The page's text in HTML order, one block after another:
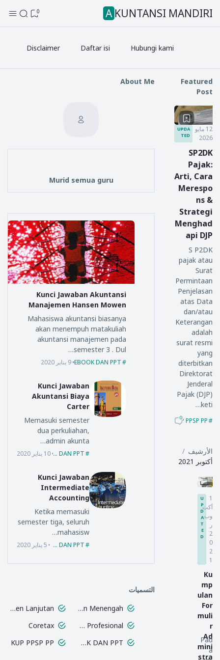
AKUNTANSI MANDIRI
0
Hubungi kami
Daftar isi
Disclaimer
Featured
Post
UPDA
TED
12 مايو
2026
SP2DK
Pajak:
Arti, Cara
Merespo
ns &
Strategi
Menghad
api DJP
S P2DK
pajak atau
Surat
Permintaan
Penjelasan
atas Data
dan/atau
Keterangan
adalah
surat resmi
yang
diterbitkan
Direktorat
Jenderal
Pajak (DJP)
keti…
KUP PPSP PP
0
الأرشيف
أكتوبر 2021
U
P
D
A
T
E
D
1
أكت
وب
ر
2
0
2
1
Ku
mp
ulan
For
muli
r
Ad
mini
stra
Pad
a
About Me
Murid semua guru
Kunci Jawaban Akuntansi
Manajemen Hansen Mowen
Mahasiswa akuntansi biasanya
akan menempuh matakuliah
akuntansi manajemen pada
semester 3 . Dul…
EBOOK DAN PPT 9 يناير 2020
Kunci Jawaban
Akuntansi Biaya
Carter
Memasuki semester
dua perkuliahan,
admin akunta…
EBOOK DAN PPT
10 يناير 2020
Kunci Jawaban
Intermediate
Accounting
Ketika memasuki
semester tiga, seluruh
mahasisw…
EBOOK DAN PPT
5 يناير 2020
التسميات
AK Dasar dan Menengah
AK Manajemen Lanjutan
Certified Treasury Profesional
Coretax
EBOOK DAN PPT
KUP PPSP PP